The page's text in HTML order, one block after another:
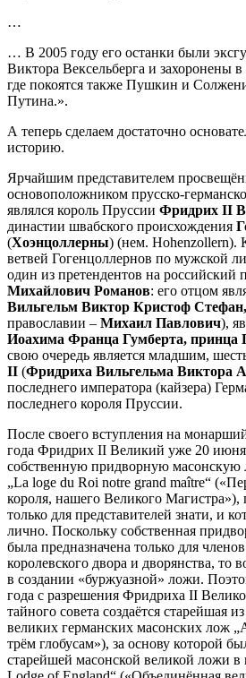
…
… В 2005 году его останки были
Виктора Вексельберга и захоронены
где покоятся также Пушкин и
Путина.».
А теперь сделаем достаточно
историю.
Ярчайшим представителем
основоположником прусско-
являлся король Пруссии Фридрих II
династии швабского происхождения
(Хоэнцоллерны) (нем. Hohenzollern).
ветвей Гогенцоллернов по мужской
один из претендентов на российский
Михайлович Романов: его отцом
Вильгельм Виктор Кристоф
православии – Михаил Павлович),
Иоахима Франца Гумберта, принца
свою очередь является младшим,
II (Фридриха Вильгельма Виктора
последнего императора (кайзера)
последнего короля Пруссии.
После своего вступления на
года Фридрих II Великий уже 20 июня
собственную придворную масонскую
„La loge du Roi notre grand maître“
короля, нашего Великого Магистра»),
только для представителей знати, и
лично. Поскольку собственная
была предназначена только для
королевского двора и дворянства, то
в создании «буржуазной» ложи.
года с разрешения Фридриха II
тайного совета создаётся старейшая
великих германских масонских лож
трём глобусам»), за основу которой
старейшей масонской великой ложи в